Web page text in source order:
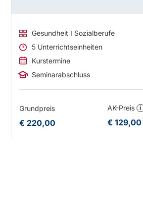
Gesundheit I Sozialberufe
5 Unterrichtseinheiten
Kurstermine
Seminarabschluss
Grundpreis
€ 220,00
AK-Preis i
€ 129,00